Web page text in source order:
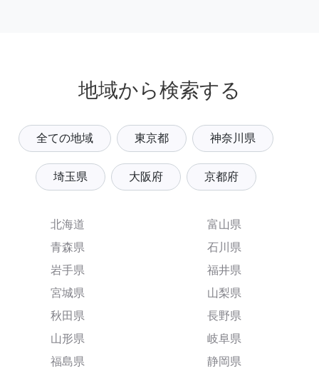
地域から検索する
全ての地域 東京都 神奈川県
埼玉県 大阪府 京都府
北海道
青森県
岩手県
宮城県
秋田県
山形県
福島県
富山県
石川県
福井県
山梨県
長野県
岐阜県
静岡県